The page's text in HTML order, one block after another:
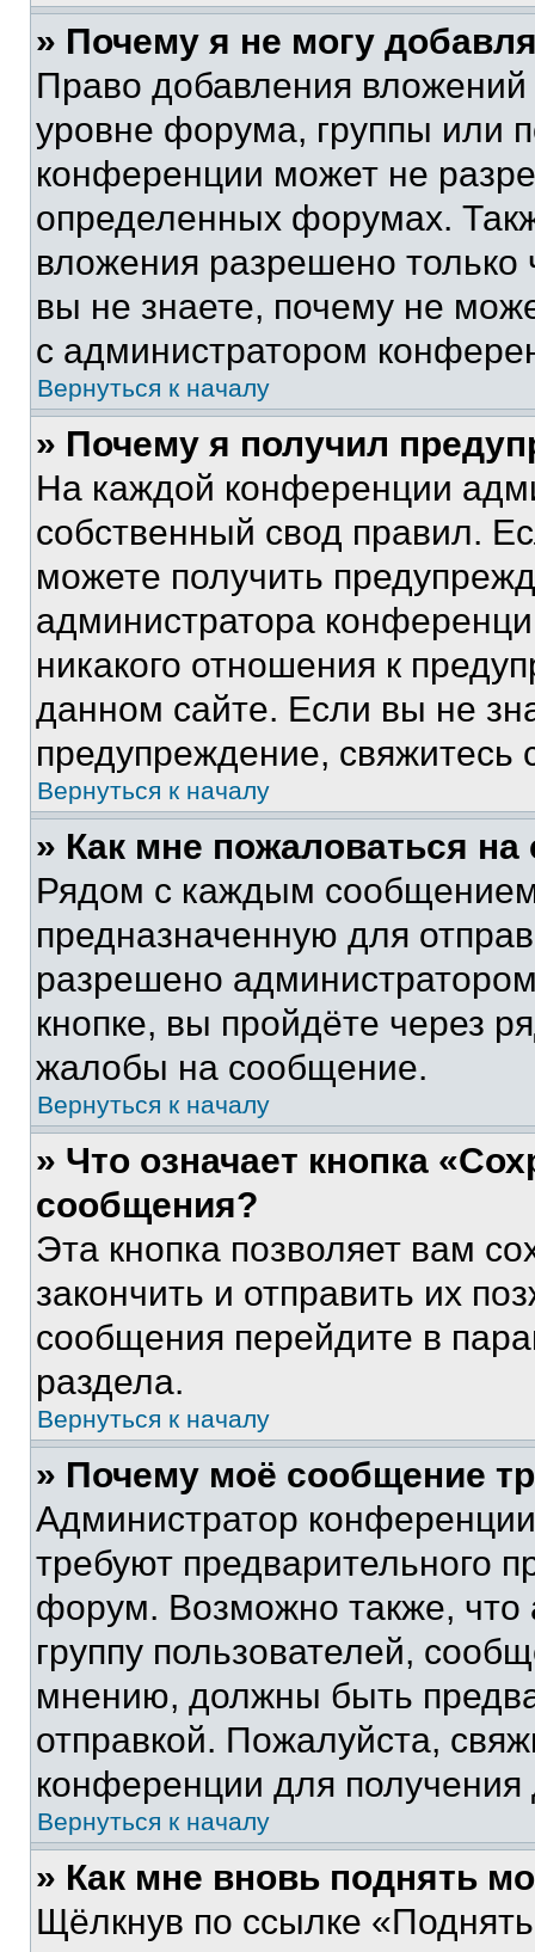
» Почему я не могу
Право добавления
уровне форума, группы или
конференции может не
определенных форумах.
вложения разрешено
вы не знаете, почему не
с администратором
Вернуться к началу
» Почему я получил
На каждой конференции
собственный свод правил.
можете получить
администратора
никакого отношения к
данном сайте. Если вы не
предупреждение,
Вернуться к началу
» Как мне пожаловаться
Рядом с каждым сообщением
предназначенную для
разрешено
кнопке, вы пройдёте через
жалобы на сообщение.
Вернуться к началу
» Что означает кнопка
сообщения?
Эта кнопка позволяет вам
закончить и отправить их
сообщения перейдите в
раздела.
Вернуться к началу
» Почему моё сообщение
Администратор
требуют предварительного
форум. Возможно также, что
группу пользователей,
мнению, должны быть
отправкой. Пожалуйста,
конференции для
Вернуться к началу
» Как мне вновь поднять
Щёлкнув по ссылке